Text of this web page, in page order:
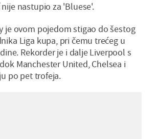
nije nastupio za 'Bluese'.
je ovom pojedom stigao do šestog
Liga kupa, pri čemu trećeg u
Rekorder je i dalje Liverpool s
Manchester United, Chelsea i
po pet trofeja.